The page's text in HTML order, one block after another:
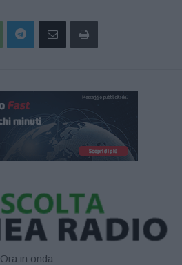
Ora in onda: